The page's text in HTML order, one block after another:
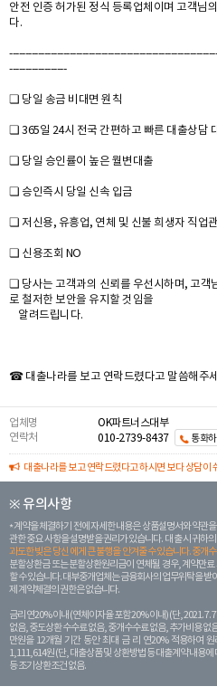
안전 인증 허가된 정식 등록업체이며 고객님
다.
------------------
❏ 당일 송금 비대면 원칙
❏ 365일 24시 전국 간편하고 빠른 대출상담
❏ 당일 승인률이 높은 월변대출
❏ 승인즉시 당일 신속 입금
❏ 저신용, 유흥업, 연체 및 신불 희생자 직업
❏ 신용조회 NO
❏ 당사는 고객과의 신뢰를 우선시하며, 고객
로 철저한 보안을 유지할 것임을
알려드립니다.
☎ 대출나라를 보고 연락드렸다고 말씀해주
업체명
OK파트너스대부
연락처
010-2739-8437 통화하
대출나라를 보고 연락드렸다고 하시면 보다 상담이
※ 유의사항
계약을 체결하기 전에 자세한 내용은 상품설명서와 약관
관한 중요 사항을 설명받을 권리가 있습니다. 대 출 시 귀하
과도한 빚은 당신 에게 큰 불행을 안겨줄 수 있습니다. 중개
분할상환금 또는 분할상환원리금이 연체될 경우, 계약만
할 수 있습니다. 대부중개업체는 금융회사의 업무위탁을 받
제 계약체결의 권한은 없습니다.
금리 연20% 이내 (연체이자율 포함 20% 이내) (단, 2021.
없음, 중도상환 수수료 없음, 중개수수료 없음, 추가비용 없
만원을 12개월 기간 동안 최대 금 리 연20% 적용하여
1,111,614원 (단, 대출상품 및 상환방법 등 대출계약 내용
등 조기상환조건 없음.